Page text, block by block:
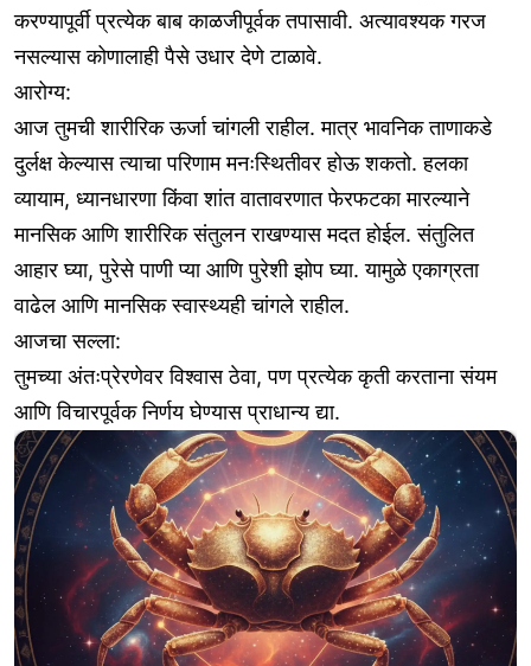
करण्यापूर्वी प्रत्येक बाब काळजीपूर्वक तपासावी. अत्यावश्यक गरज
नसल्यास कोणालाही पैसे उधार देणे टाळावे.
आरोग्य:
आज तुमची शारीरिक ऊर्जा चांगली राहील. मात्र भावनिक ताणाकडे
दुर्लक्ष केल्यास त्याचा परिणाम मनःस्थितीवर होऊ शकतो. हलका
व्यायाम, ध्यानधारणा किंवा शांत वातावरणात फेरफटका मारल्याने
मानसिक आणि शारीरिक संतुलन राखण्यास मदत होईल. संतुलित
आहार घ्या, पुरेसे पाणी प्या आणि पुरेशी झोप घ्या. यामुळे एकाग्रता
वाढेल आणि मानसिक स्वास्थ्यही चांगले राहील.
आजचा सल्ला:
तुमच्या अंतःप्रेरणेवर विश्वास ठेवा, पण प्रत्येक कृती करताना संयम
आणि विचारपूर्वक निर्णय घेण्यास प्राधान्य द्या.